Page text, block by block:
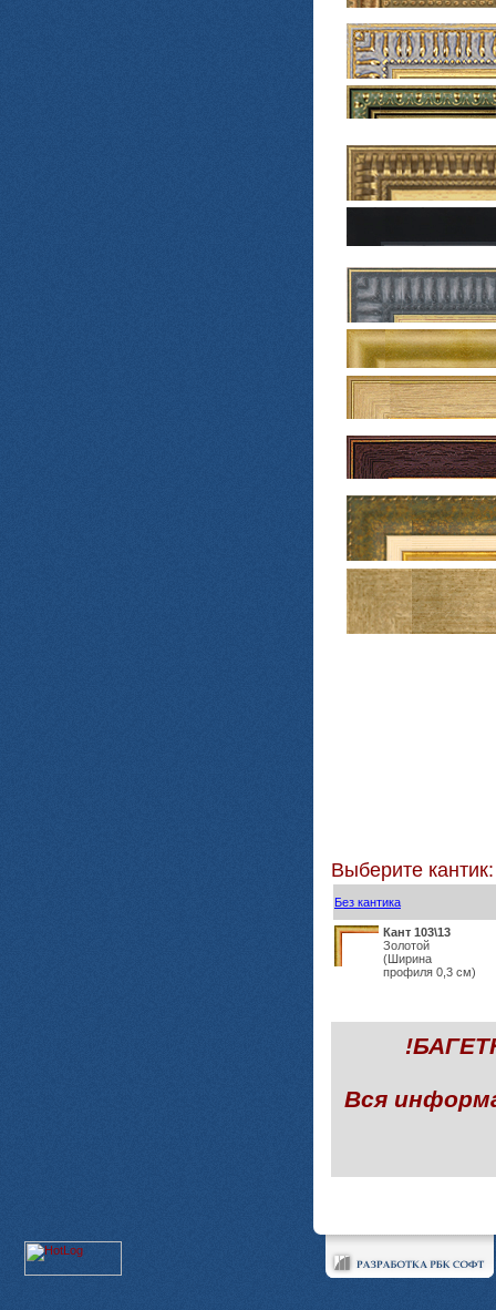
Выберите кантик:
Без кантика
Кант 103\13
Золотой
(Ширина
профиля 0,3 см)
Вся